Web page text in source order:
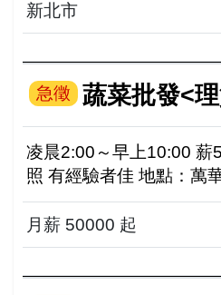
新北市
急徵 蔬菜批發<
凌晨2:00～早上10:00 薪
照 有經驗者佳 地點：萬
月薪 50000 起